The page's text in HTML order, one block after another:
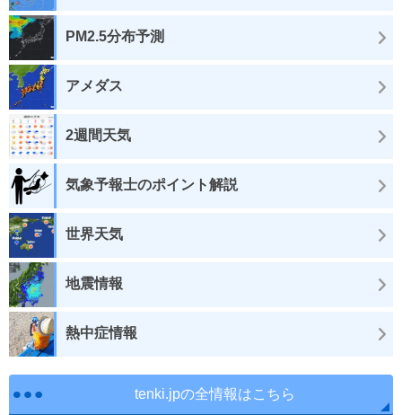
PM2.5分布予測
アメダス
2週間天気
気象予報士のポイント解説
世界天気
地震情報
熱中症情報
tenki.jpの全情報はこちら